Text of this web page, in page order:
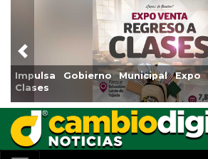
Municipal Expo Venta
Previous